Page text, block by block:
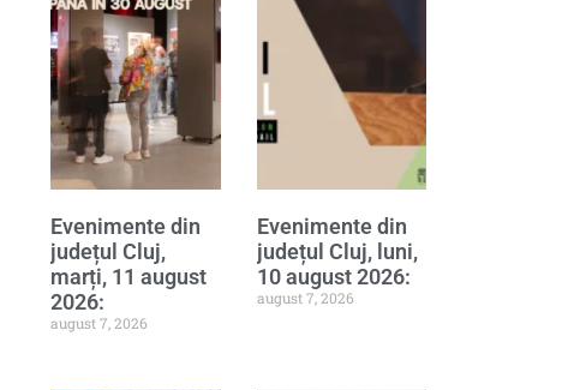
Evenimente din
județul Cluj,
marți, 11 august
2026:
august 7, 2026
Evenimente din
județul Cluj, luni,
10 august 2026:
august 7, 2026